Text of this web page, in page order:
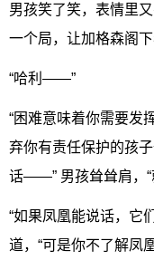
男孩笑了笑，表情里
一个局，让加格森阁
“哈利——”
“困难意味着你需要发
弃你有责任保护的孩
话——” 男孩耸耸肩，“
“如果凤凰能说话，它
道，“可是你不了解凤